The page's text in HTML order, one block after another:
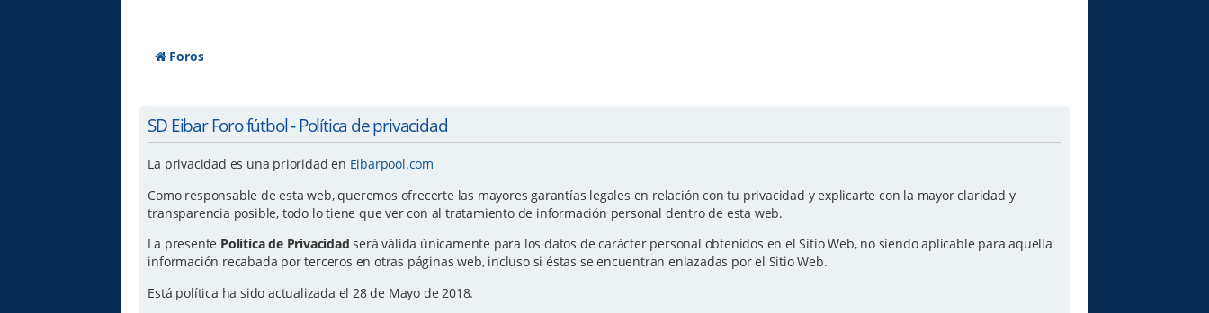
Foros
SD Eibar Foro fútbol - Política de privacidad
La privacidad es una prioridad en Eibarpool.com
Como responsable de esta web, queremos ofrecerte las mayores garantías legales en relación con tu privacidad y explicarte con la mayor claridad y
transparencia posible, todo lo tiene que ver con al tratamiento de información personal dentro de esta web.
La presente Política de Privacidad será válida únicamente para los datos de carácter personal obtenidos en el Sitio Web, no siendo aplicable para aquella
información recabada por terceros en otras páginas web, incluso si éstas se encuentran enlazadas por el Sitio Web.
Está política ha sido actualizada el 28 de Mayo de 2018.